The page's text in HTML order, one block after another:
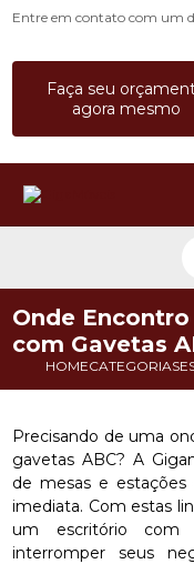
Entre em contato com um
Faça seu
agora mesmo
HOMECATEGORIAS
Onde
com Gavetas
Precisando de uma
gavetas ABC? A
de mesas e estações
imediata. Com estas
um escritório com
interromper seus